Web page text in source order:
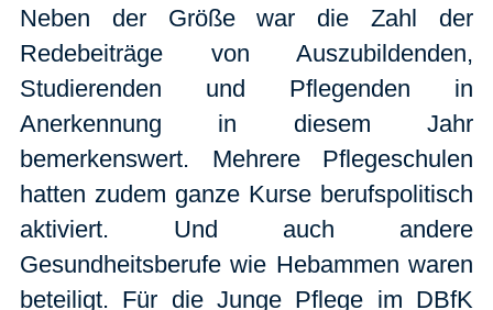
Neben der Größe war die Zahl der
Redebeiträge von Auszubildenden,
Studierenden und Pflegenden in
Anerkennung in diesem Jahr
bemerkenswert. Mehrere Pflegeschulen
hatten zudem ganze Kurse berufspolitisch
aktiviert. Und auch andere
Gesundheitsberufe wie Hebammen waren
beteiligt. Für die Junge Pflege im DBfK